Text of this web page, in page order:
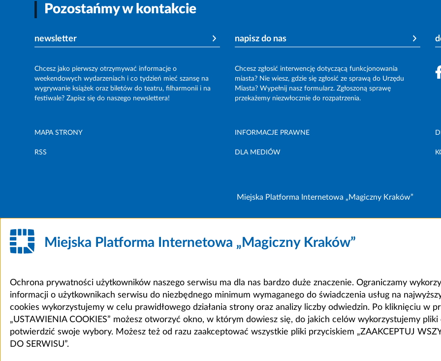
Pozostańmy w kontakcie
newsletter
Chcesz jako pierwszy otrzymywać informacje o
weekendowych wydarzeniach i co tydzień mieć szansę na
wygrywanie książek oraz biletów do teatru, filharmonii i na
festiwale? Zapisz się do naszego newslettera!
napisz do nas
Chcesz zgłosić interwencję dotyczącą funkcjonowania
miasta? Nie wiesz, gdzie się zgłosić ze sprawą do Urzędu
Miasta? Wypełnij nasz formularz. Zgłoszoną sprawę
przekażemy niezwłocznie do rozpatrzenia.
MAPA STRONY INFORMACJE PRAWNE
RSS DLA MEDIÓW
Miejska Platforma Internetowa „Magiczny Kraków”
Miejska Platforma Internetowa „Magiczny Kraków”
Ochrona prywatności użytkowników naszego serwisu ma dla nas bardzo duże znaczenie. Ograniczamy
informacji o użytkownikach serwisu do niezbędnego minimum wymaganego do świadczenia usług na
cookies wykorzystujemy w celu prawidłowego działania strony oraz analizy liczby odwiedzin. Po kliknięciu w
„USTAWIENIA COOKIES” możesz otworzyć okno, w którym dowiesz się, do jakich celów wykorzystujemy pliki
potwierdzić swoje wybory. Możesz też od razu zaakceptować wszystkie pliki przyciskiem „ZAAKCEPTUJ
DO SERWISU”.